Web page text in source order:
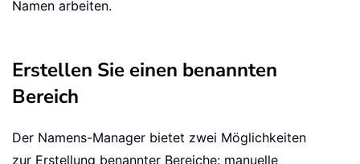
Namen arbeiten.
Erstellen Sie einen benannten
Bereich
Der Namens-Manager bietet zwei Möglichkeiten
zur Erstellung benannter Bereiche: manuelle